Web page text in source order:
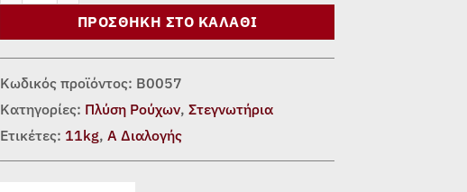
ΠΡΟΣΘΉΚΗ ΣΤΟ ΚΑΛΆΘΙ
Κωδικός προϊόντος: Β0057
Κατηγορίες: Πλύση Ρούχων,Στεγνωτήρια
Ετικέτες: 11kg,Α Διαλογής